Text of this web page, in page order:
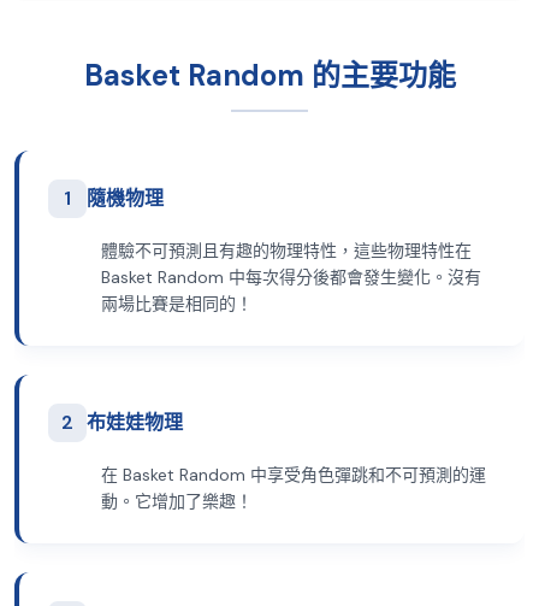
Basket Random 的主要功能
1 隨機物理
體驗不可預測且有趣的物理特性，這些物理特性在
Basket Random 中每次得分後都會發生變化。沒有
兩場比賽是相同的！
2 布娃娃物理
在 Basket Random 中享受角色彈跳和不可預測的運
動。它增加了樂趣！